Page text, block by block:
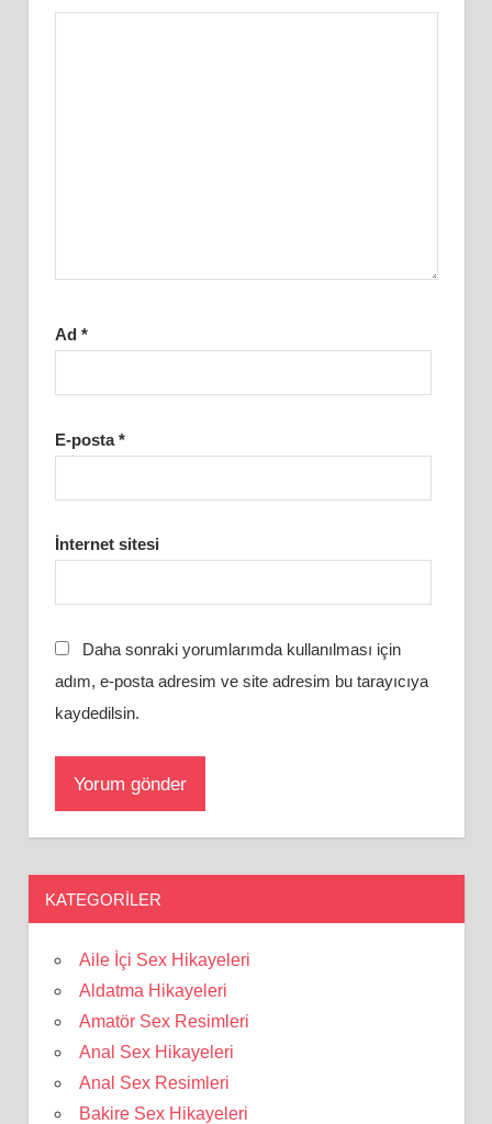
Ad *
E-posta*
İnternet sitesi
Daha sonraki yorumlarımda kullanılması için
adım, e-posta adresim ve site adresim bu tarayıcıya
kaydedilsin.
KATEGORILER
Aile İçi Sex Hikayeleri
Aldatma Hikayeleri
Amatör Sex Resimleri
Anal Sex Hikayeleri
Anal Sex Resimleri
Bakire Sex Hikayeleri